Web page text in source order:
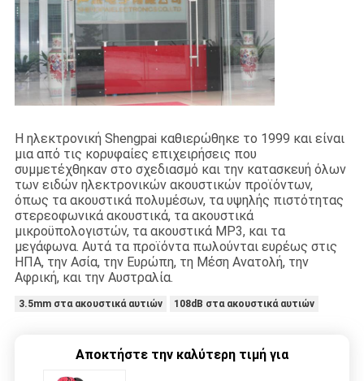
Η ηλεκτρονική Shengpai καθιερώθηκε το 1999 και είναι
μια από τις κορυφαίες επιχειρήσεις που
συμμετέχθηκαν στο σχεδιασμό και την κατασκευή όλων
των ειδών ηλεκτρονικών ακουστικών προϊόντων,
όπως τα ακουστικά πολυμέσων, τα υψηλής πιστότητας
στερεοφωνικά ακουστικά, τα ακουστικά
μικροϋπολογιστών, τα ακουστικά MP3, και τα
μεγάφωνα. Αυτά τα προϊόντα πωλούνται ευρέως στις
ΗΠΑ, την Ασία, την Ευρώπη, τη Μέση Ανατολή, την
Αφρική, και την Αυστραλία.
3.5mm στα ακουστικά αυτιών 108dB στα ακουστικά αυτιών
Αποκτήστε την καλύτερη τιμή για